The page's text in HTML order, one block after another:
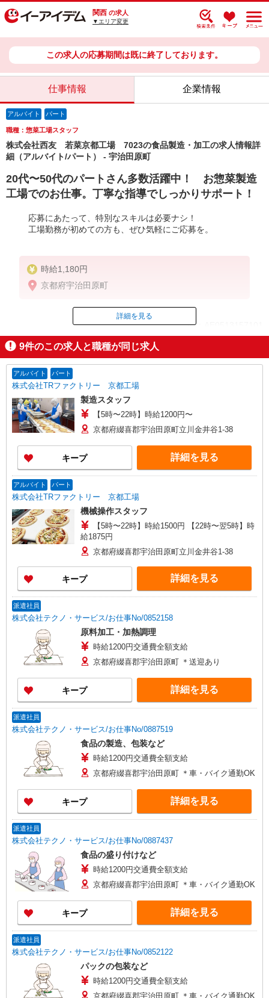
関西 の求人
▼エリア変更
この求人の応募期間は既に終了しております。
仕事情報 企業情報
アルバイト パート
職種：惣菜工場スタッフ
株式会社西友 若菜京都工場 7023の食品製造・加工の求人情報詳
細（アルバイト/パート） - 宇治田原町
20代〜50代のパートさん多数活躍中！ お惣菜製造
工場でのお仕事。丁寧な指導でしっかりサポート！
応募にあたって、特別なスキルは必要ナシ！
工場勤務が初めての方も、ぜひ気軽にご応募を。
時給1,180円
京都府宇治田原町
ID：AE0513157101
掲載期間終了
詳細を見る
9件のこの求人と職種が同じ求人
アルバイト パート
株式会社TRファクトリー 京都工場
製造スタッフ
【5時〜22時】時給1200円〜
京都府綴喜郡宇治田原町立川金井谷1-38
キープ 詳細を見る
アルバイト パート
株式会社TRファクトリー 京都工場
機械操作スタッフ
【5時〜22時】時給1500円 【22時〜翌5時】時
給1875円
京都府綴喜郡宇治田原町立川金井谷1-38
キープ 詳細を見る
派遣社員
株式会社テクノ・サービス/お仕事No/0852158
原料加工・加熱調理
時給1200円交通費全額支給
京都府綴喜郡宇治田原町 ＊送迎あり
キープ 詳細を見る
派遣社員
株式会社テクノ・サービス/お仕事No/0887519
食品の製造、包装など
時給1200円交通費全額支給
京都府綴喜郡宇治田原町 ＊車・バイク通勤OK
キープ 詳細を見る
派遣社員
株式会社テクノ・サービス/お仕事No/0887437
食品の盛り付けなど
時給1200円交通費全額支給
京都府綴喜郡宇治田原町 ＊車・バイク通勤OK
キープ 詳細を見る
派遣社員
株式会社テクノ・サービス/お仕事No/0852122
パックの包装など
時給1200円交通費全額支給
京都府綴喜郡宇治田原町 ＊車・バイク通勤OK